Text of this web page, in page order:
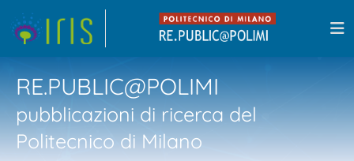
RE.PUBLIC@POLIMI
pubblicazioni di ricerca del
Politecnico di Milano